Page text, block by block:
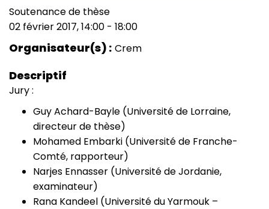
Type
de
manifestation
Soutenance de thèse
Date
(smart)
02 février 2017, 14:00 - 18:00
Organisateur(s) Crem
Descriptif
Jury :
Guy Achard-Bayle (Université de Lorraine,
directeur de thèse)
Mohamed Embarki (Université de Franche-
Comté, rapporteur)
Narjes Ennasser (Université de Jordanie,
examinateur)
Rana Kandeel (Université du Yarmouk –